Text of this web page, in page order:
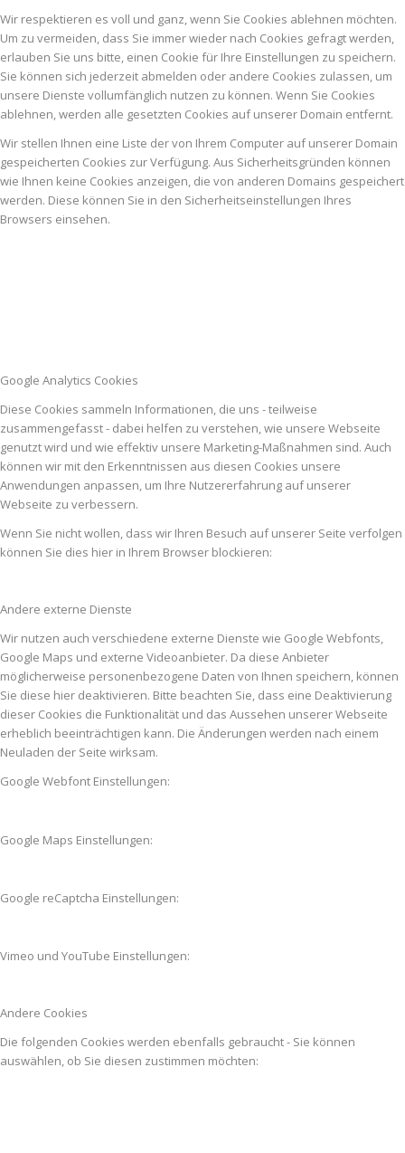
Wir respektieren es voll und ganz, wenn Sie Cookies ablehnen möchten.
Um zu vermeiden, dass Sie immer wieder nach Cookies gefragt werden,
erlauben Sie uns bitte, einen Cookie für Ihre Einstellungen zu speichern.
Sie können sich jederzeit abmelden oder andere Cookies zulassen, um
unsere Dienste vollumfänglich nutzen zu können. Wenn Sie Cookies
ablehnen, werden alle gesetzten Cookies auf unserer Domain entfernt.
Wir stellen Ihnen eine Liste der von Ihrem Computer auf unserer Domain
gespeicherten Cookies zur Verfügung. Aus Sicherheitsgründen können
wie Ihnen keine Cookies anzeigen, die von anderen Domains gespeichert
werden. Diese können Sie in den Sicherheitseinstellungen Ihres
Browsers einsehen.
Google Analytics Cookies
Diese Cookies sammeln Informationen, die uns - teilweise
zusammengefasst - dabei helfen zu verstehen, wie unsere Webseite
genutzt wird und wie effektiv unsere Marketing-Maßnahmen sind. Auch
können wir mit den Erkenntnissen aus diesen Cookies unsere
Anwendungen anpassen, um Ihre Nutzererfahrung auf unserer
Webseite zu verbessern.
Wenn Sie nicht wollen, dass wir Ihren Besuch auf unserer Seite verfolgen
können Sie dies hier in Ihrem Browser blockieren:
Andere externe Dienste
Wir nutzen auch verschiedene externe Dienste wie Google Webfonts,
Google Maps und externe Videoanbieter. Da diese Anbieter
möglicherweise personenbezogene Daten von Ihnen speichern, können
Sie diese hier deaktivieren. Bitte beachten Sie, dass eine Deaktivierung
dieser Cookies die Funktionalität und das Aussehen unserer Webseite
erheblich beeinträchtigen kann. Die Änderungen werden nach einem
Neuladen der Seite wirksam.
Google Webfont Einstellungen:
Google Maps Einstellungen:
Google reCaptcha Einstellungen:
Vimeo und YouTube Einstellungen:
Andere Cookies
Die folgenden Cookies werden ebenfalls gebraucht - Sie können
auswählen, ob Sie diesen zustimmen möchten: